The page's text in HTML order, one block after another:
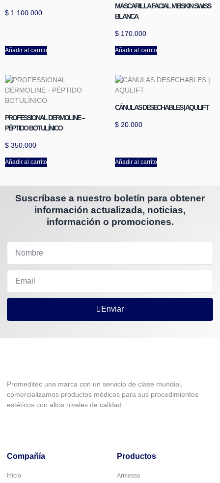
$ 1.100.000
Añadir al carrito
MASCARILLA FACIAL MEISKIN SWISS
BLANCA
$ 170.000
Añadir al carrito
PROFESSIONAL DERMOLINE –
PÉPTIDO BOTULÍNICO
$ 350.000
Añadir al carrito
CÁNULAS DESECHABLES | AQULIFT
$ 20.000
Añadir al carrito
Suscríbase a nuestro boletín para obtener
información actualizada, noticias,
información o promociones.
Enviar
Promeditec una marca con un servicio de clase mundial,
comercializamos productos médicos para sus procedimientos
estéticos con altos niveles de calidad
Compañía
Inicio
Productos
Armesso